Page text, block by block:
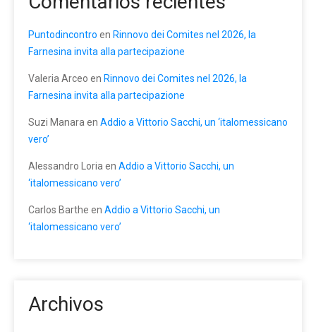
Puntodincontro en Rinnovo dei Comites nel 2026, la
Farnesina invita alla partecipazione
Valeria Arceo en Rinnovo dei Comites nel 2026, la
Farnesina invita alla partecipazione
Suzi Manara en Addio a Vittorio Sacchi, un ‘italomessicano
vero’
Alessandro Loria en Addio a Vittorio Sacchi, un
‘italomessicano vero’
Carlos Barthe en Addio a Vittorio Sacchi, un
‘italomessicano vero’
Archivos